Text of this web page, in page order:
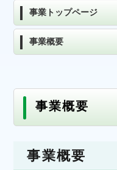
事業トップページ
事業概要
事業概要
事業概要